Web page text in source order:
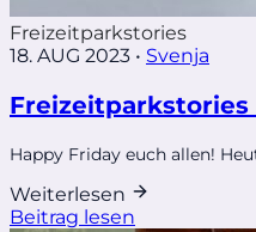
Freizeitparkstories
18. AUG 2023 • Svenja
Freizeitparkstories
Happy Friday euch allen!
Weiterlesen
Beitrag lesen